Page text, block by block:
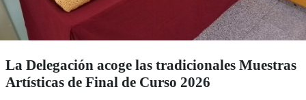
La Delegación acoge las tradicionales Muestras
Artísticas de Final de Curso 2026